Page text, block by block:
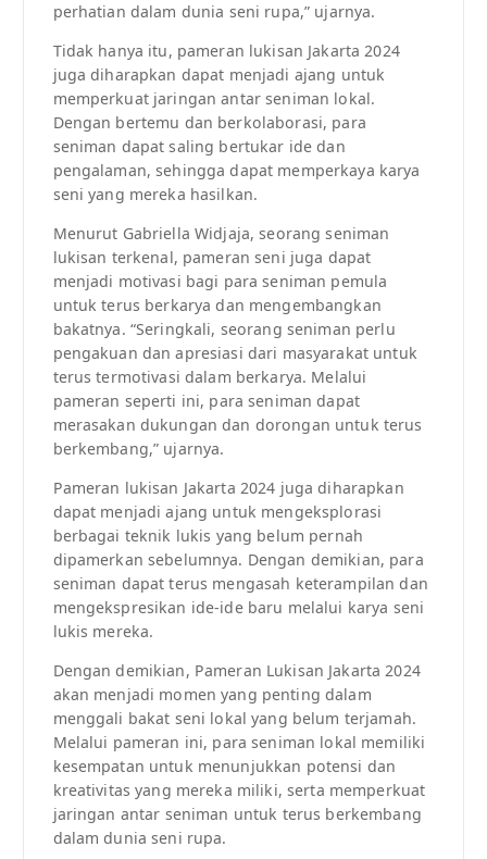
perhatian dalam dunia seni rupa,” ujarnya.
Tidak hanya itu, pameran lukisan Jakarta 2024
juga diharapkan dapat menjadi ajang untuk
memperkuat jaringan antar seniman lokal.
Dengan bertemu dan berkolaborasi, para
seniman dapat saling bertukar ide dan
pengalaman, sehingga dapat memperkaya karya
seni yang mereka hasilkan.
Menurut Gabriella Widjaja, seorang seniman
lukisan terkenal, pameran seni juga dapat
menjadi motivasi bagi para seniman pemula
untuk terus berkarya dan mengembangkan
bakatnya. “Seringkali, seorang seniman perlu
pengakuan dan apresiasi dari masyarakat untuk
terus termotivasi dalam berkarya. Melalui
pameran seperti ini, para seniman dapat
merasakan dukungan dan dorongan untuk terus
berkembang,” ujarnya.
Pameran lukisan Jakarta 2024 juga diharapkan
dapat menjadi ajang untuk mengeksplorasi
berbagai teknik lukis yang belum pernah
dipamerkan sebelumnya. Dengan demikian, para
seniman dapat terus mengasah keterampilan dan
mengekspresikan ide-ide baru melalui karya seni
lukis mereka.
Dengan demikian, Pameran Lukisan Jakarta 2024
akan menjadi momen yang penting dalam
menggali bakat seni lokal yang belum terjamah.
Melalui pameran ini, para seniman lokal memiliki
kesempatan untuk menunjukkan potensi dan
kreativitas yang mereka miliki, serta memperkuat
jaringan antar seniman untuk terus berkembang
dalam dunia seni rupa.